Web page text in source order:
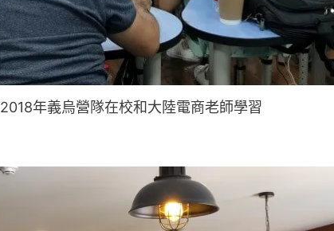
2018年義烏營隊在校和大陸電商老師學習